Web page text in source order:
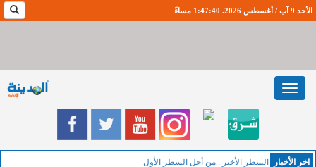
الأحد 9 آب / أغسطس 2026. 1:47:41 مساءً
Toggle
navigation
اخر اﻷخبار الخم